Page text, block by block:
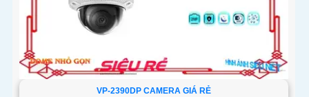
VP-2390DP CAMERA GIÁ RẺ